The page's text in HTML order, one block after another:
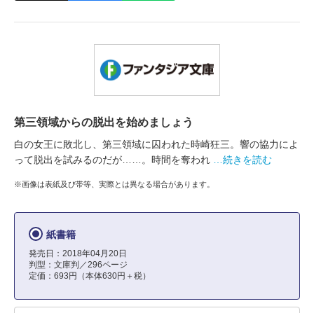
第三領域からの脱出を始めましょう
白の女王に敗北し、第三領域に囚われた時崎狂三。響の協力によ
って脱出を試みるのだが……。時間を奪われ
…続きを読む
※画像は表紙及び帯等、実際とは異なる場合があります。
紙書籍
発売日：2018年04月20日
判型：文庫判／296ページ
定価：693円（本体630円＋税）